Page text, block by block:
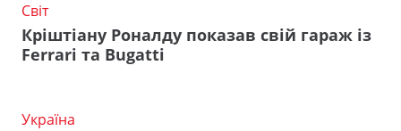
Світ
Кріштіану Роналду показав свій гараж із
Ferrari та Bugatti
Україна